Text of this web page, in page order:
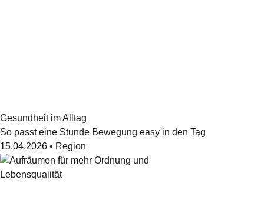
Gesundheit im Alltag
So passt eine Stunde Bewegung easy in den Tag
15.04.2026 • Region